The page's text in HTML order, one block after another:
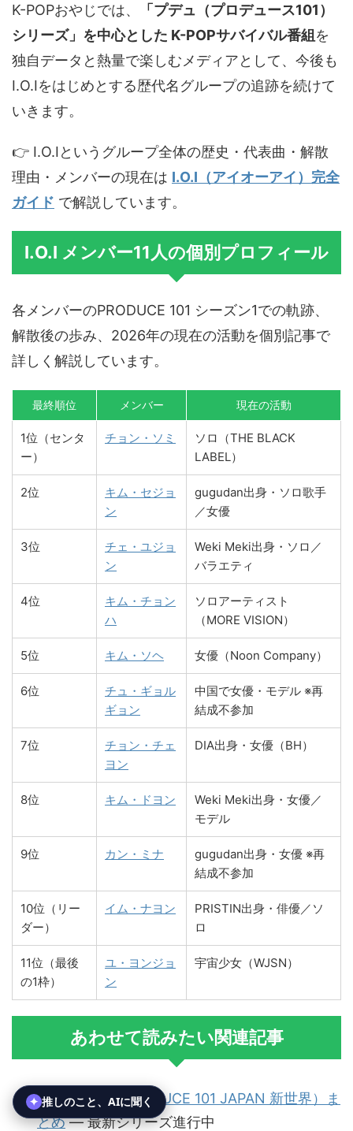
K-POPおやじでは、
「プデュ（プロデュース101）
シリーズ」を中心とした K-POPサバイバル番組 を
独自データと熱量で楽しむメディアとして、今後も
I.O.Iをはじめとする歴代名グループの追跡を続けて
いきます。
👉 I.O.Iというグループ全体の歴史・代表曲・解散
理由・メンバーの現在は I.O.I（アイオーアイ）完全
ガイド で解説しています。
I.O.I メンバー11人の個別プロフィール
各メンバーのPRODUCE 101 シーズン1での軌跡、
解散後の歩み、2026年の現在の活動を個別記事で
詳しく解説しています。
最終順位 メンバー 現在の活動
1位（センタ
ー）
チョン・ソミ
ソロ（THE BLACK
LABEL）
2位
キム・セジョ
ン
gugudan出身・ソロ歌手
／女優
3位
チェ・ユジョ
ン
Weki Meki出身・ソロ／
バラエティ
4位
キム・チョン
ハ
ソロアーティスト
（MORE VISION）
5位 キム・ソヘ 女優（Noon Company）
6位
チュ・ギョル
ギョン
中国で女優・モデル ※再
結成不参加
7位
チョン・チェ
ヨン
DIA出身・女優（BH）
8位 キム・ドヨン
Weki Meki出身・女優／
モデル
9位 カン・ミナ
gugudan出身・女優 ※再
結成不参加
10位（リー
ダー）
イム・ナヨン
PRISTIN出身・俳優／ソ
ロ
11位（最後
の1枠）
ユ・ヨンジョ
ン
宇宙少女（WJSN）
あわせて読みたい関連記事
日プ新世界（PRODUCE 101 JAPAN 新世界）ま
とめ— 最新シリーズ進行中